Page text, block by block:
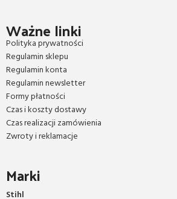
Ważne linki
Polityka prywatności
Regulamin sklepu
Regulamin konta
Regulamin newsletter
Formy płatności
Czas i koszty dostawy
Czas realizacji zamówienia
Zwroty i reklamacje
Marki
Stihl